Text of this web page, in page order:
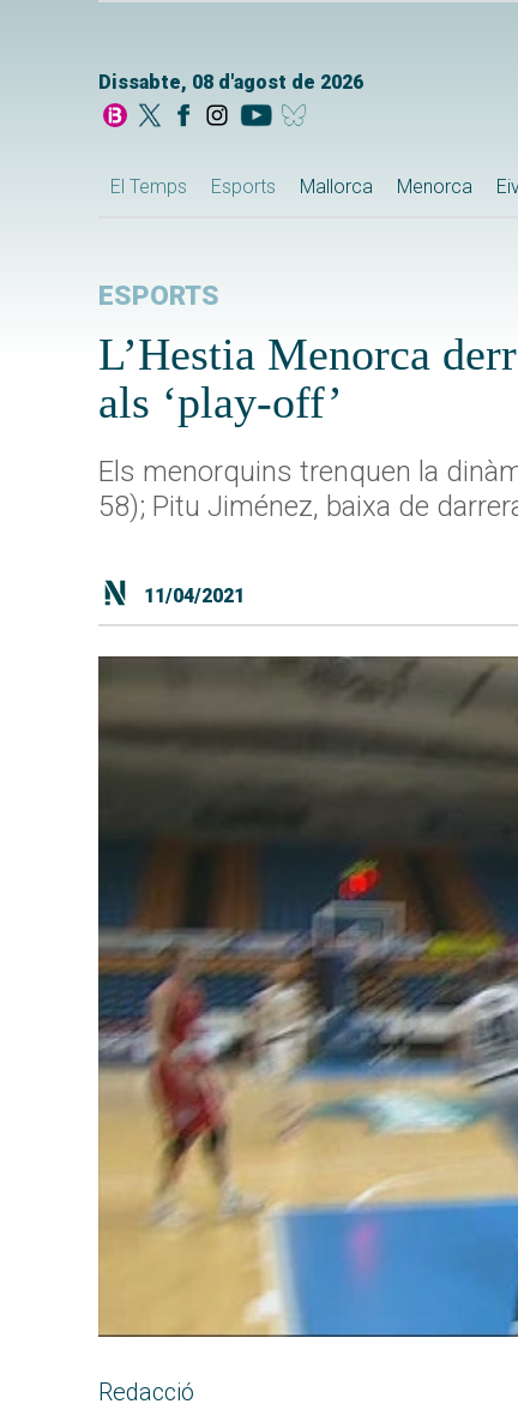
Dissabte, 08 d'agost de 2026
El Temps Esports Mallorca Menorca
ESPORTS
L’Hestia Menorca
als ‘play-off’
Els menorquins trenquen la
58); Pitu Jiménez, baixa de
11/04/2021
Redacció